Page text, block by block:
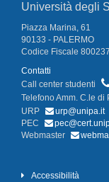
Università degli
Piazza Marina, 61
90133 - PALERMO
Codice Fiscale
Contatti
Call center studenti
Telefono Amm. C.le di
URP
urp@unipa.it
PEC
Webmaster
Accessibilità